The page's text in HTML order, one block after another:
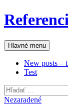
Preskočiť
na
Hľadať
Hlavné menu
New posts –
Test
Hľadať:
Nezaradené